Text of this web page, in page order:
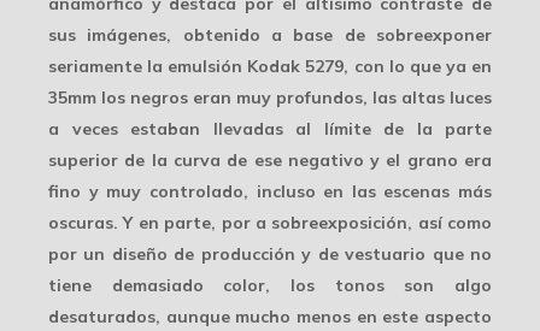
sus imágenes, obtenido a base de sobreexponer
seriamente la emulsión Kodak 5279, con lo que ya en
35mm los negros eran muy profundos, las altas luces
a veces estaban llevadas al límite de la parte
superior de la curva de ese negativo y el grano era
fino y muy controlado, incluso en las escenas más
oscuras. Y en parte, por a sobreexposición, así como
por un diseño de producción y de vestuario que no
tiene demasiado color, los tonos son algo
desaturados, aunque mucho menos en este aspecto